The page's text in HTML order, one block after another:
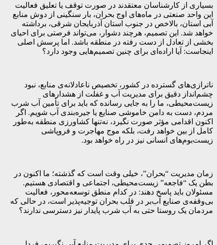
بسیاری از کارشناسان معتقدند در صورت توقف یا تعلیق فعالیت
این واحد صنعتی در ماه‌های اوج بحران، بار سنگینی از دوش منابع
آبی استان، بالاخص در جنوب استان آذربایجان شرقی، برداشته
خواهد شد. این تصمیم، هرچند دشوار، می‌تواند فرصتی برای احیای
بخشی از تعادل از دست رفته در منطقه باشد. اما پرسش اصلی
اینجاست: آیا اراده‌ای برای چنین تصمیم‌هایی وجود دارد؟
ناترازی‌های گسترده در کشور، تخصیص ناعادلانه‌ی منابع، نبود
چشم‌انداز دقیق برای مدیریت آب و غفلت از هشدارهای
زیست‌محیطی، ما را به جایی رسانده که باید برای تأمین آب شرب
مردم، دست به دامن خاموشی صنایع یا جیره‌بندی آب شویم. اگر
اکنون اقدامی مؤثر صورت نگیرد، نه‌تنها کشاورزی منطقه به‌طور
کامل از بین خواهد رفت، بلکه موج مهاجرت و فروپاشی
زیست‌بوم‌های انسانی نیز در راه خواهد بود.
زمان مدیریت “بحران”، خیلی وقت است که گذشته؛ ما اکنون در
بطن یک “فاجعه” زیست‌محیطی، اجتماعی و اقتصادی هستیم.
مسئولان باید پاسخ دهند: در کدام منطق توسعه‌محور، فعالیت
بی‌وقفه‌ی صنایع آب‌بر در قلب بحران توجیه‌پذیر است، در حالی که
مردمان یک روستا حتی به آب شرب پایدار نیز دسترسی ندارند؟